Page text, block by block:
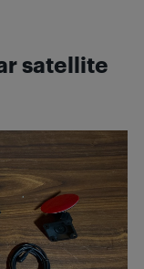
satellite